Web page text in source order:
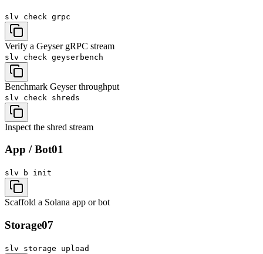
slv check grpc
Verify a Geyser gRPC stream
slv check geyserbench
Benchmark Geyser throughput
slv check shreds
Inspect the shred stream
App / Bot01
slv b init
Scaffold a Solana app or bot
Storage07
slv storage upload